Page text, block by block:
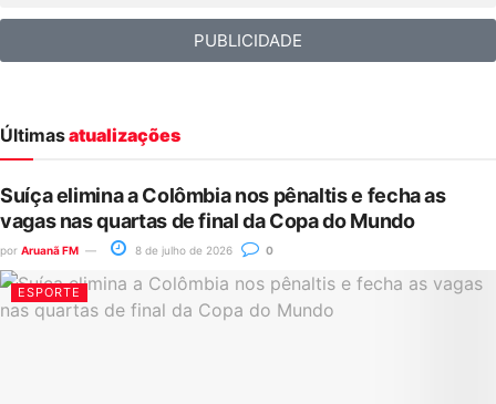
PUBLICIDADE
Últimasatualizações
Suíça elimina a Colômbia nos pênaltis e fecha as
vagas nas quartas de final da Copa do Mundo
por Aruanã FM 8 de julho de 2026 0
ESPORTE